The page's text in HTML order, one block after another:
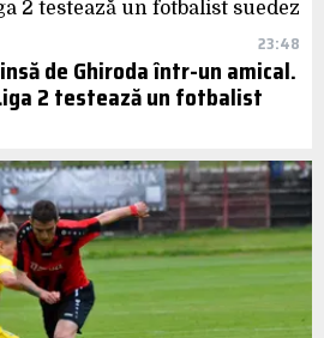
23:48
de Ghiroda într-un amical.
2 testează un fotbalist